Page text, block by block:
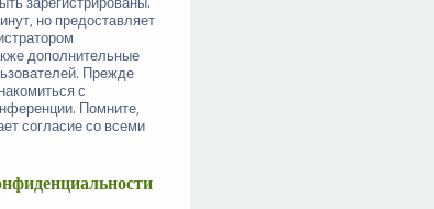
но предоставляет
дополнительные
Прежде
с
Помните,
согласие со всеми